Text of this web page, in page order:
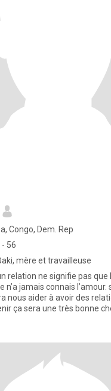
Congo, Dem. Rep
- 56
mère et travailleuse
relation ne signifie pas
connais l’amour. si sainement cette
nous aider à avoir des
ça sera une très bonne